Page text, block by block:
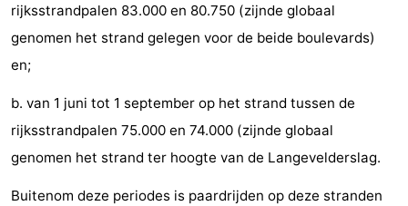
Indoor
playgrounds
-
Experiences
Wellness
centers
Villages
&
Cities
Nature
Sports
rijksstrandpalen 83.000 en 80.750 (zijnde globaal
genomen het strand gelegen voor de beide boulevards)
en;
b. van 1 juni tot 1 september op het strand tussen de
rijksstrandpalen 75.000 en 74.000 (zijnde globaal
genomen het strand ter hoogte van de Langevelderslag.
Buitenom deze periodes is paardrijden op deze stranden